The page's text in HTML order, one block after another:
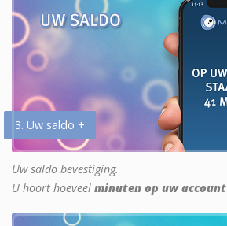
3. Uw saldo +
Uw saldo bevestiging.
U hoort hoeveel minuten op uw account